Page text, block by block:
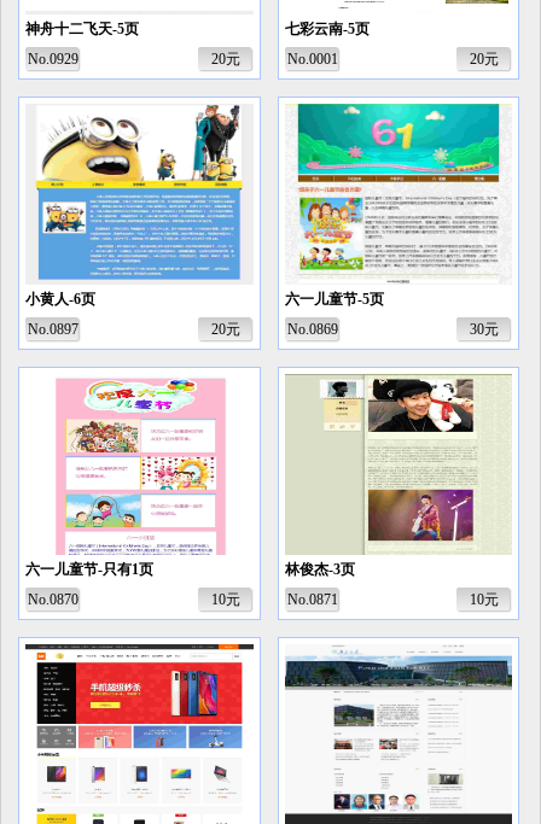
神舟十二飞天-5页
No.0929
20元
七彩云南-5页
No.0001
20元
小黄人-6页
No.0897
20元
六一儿童节-5页
No.0869
30元
六一儿童节-只有1页
No.0870
10元
林俊杰-3页
No.0871
10元